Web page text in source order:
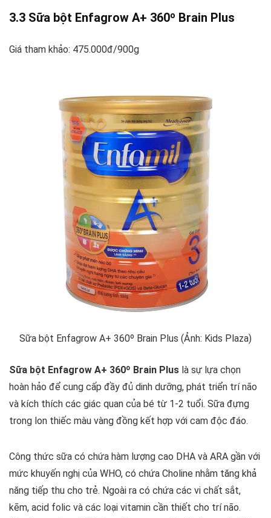
3.3 Sữa bột Enfagrow A+ 360º Brain Plus
Giá tham khảo: 475.000đ/900g
Sữa bột Enfagrow A+ 360º Brain Plus (Ảnh: Kids Plaza)
Sữa bột Enfagrow A+ 360º Brain Plus là sự lựa chọn
hoàn hảo để cung cấp đầy đủ dinh dưỡng, phát triển trí não
và kích thích các giác quan của bé từ 1-2 tuổi. Sữa đựng
trong lon thiếc màu vàng đồng kết hợp với cam độc đáo.
Công thức sữa có chứa hàm lượng cao DHA và ARA gần với
mức khuyến nghị của WHO, có chứa Choline nhằm tăng khả
năng tiếp thu cho trẻ. Ngoài ra có chứa các vi chất sắt,
kẽm, acid folic và các loại vitamin cần thiết cho trí não.